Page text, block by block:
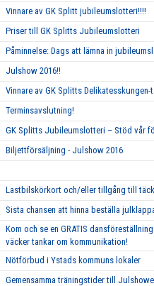
Vinnare av GK Splitt jubileumslotteri!!!!
Priser till GK Splitts Jubileumslotteri
Påminnelse: Dags att lämna in
Julshow 2016!!
Vinnare av GK Splitts Delikatesskungen-
Terminsavslutning!
GK Splitts Jubileumslotteri – Stöd vår
Biljettförsäljning - Julshow 2016
Lastbilskörkort och/eller tillgång till
Sista chansen att hinna beställa
Kom och se en GRATIS
väcker tankar om kommunikation!
Nötförbud i Ystads kommuns lokaler
Gemensamma träningstider till